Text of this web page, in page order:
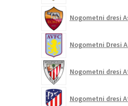
Nogometni dresi
Nogometni Dresi
Nogometni dresi
Nogometni dresi